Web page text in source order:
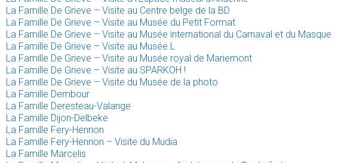
La Famille De Grieve – Visite au Centre belge de la BD
La Famille De Grieve – Visite au Musée du Petit Format
La Famille De Grieve – Visite au Musée international du Carnaval et du Masque
La Famille De Grieve – Visite au Musée L
La Famille De Grieve – Visite au Musée royal de Mariemont
La Famille De Grieve – Visite au SPARKOH !
La Famille De Grieve – Visite du Musée de la photo
La Famille Dembour
La Famille Deresteau-Valange
La Famille Dijon-Delbeke
La Famille Fery-Henrion
La Famille Fery-Henrion – Visite du Mudia
La Famille Marcelis